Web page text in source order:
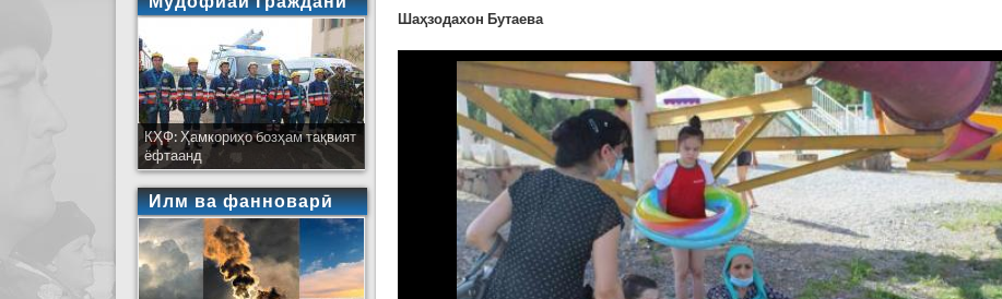
Шаҳзодахон Бутаева
КҲФ: Ҳамкориҳо бозҳам тақвият
ёфтаанд
Илм ва фанноварӣ